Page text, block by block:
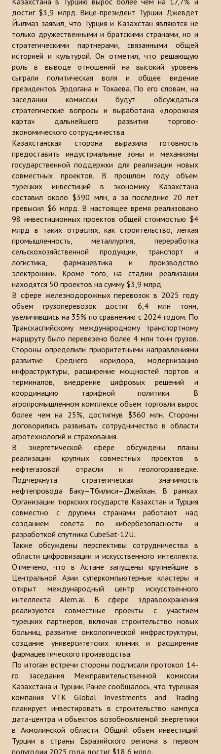
КОНТАКТЫ
достиг $3,9 млрд. Вице-президент Турции Джевдет
Йылмаз заявил, что Турция и Казахстан являются не
только дружественными и братскими странами, но и
стратегическими партнерами, связанными общей
историей и культурой. Он отметил, что решающую
роль в выводе отношений на высокий уровень
сыграли политическая воля и общее видение
президентов Эрдогана и Токаева. По его словам, на
заседании комиссии будут обсуждаться
стратегические вопросы и выработана «дорожная
карта» дальнейшего развития торгово-
экономического сотрудничества.
Казахстанская сторона выразила готовность
предоставить индустриальные зоны и механизмы
государственной поддержки для реализации новых
совместных проектов. В прошлом году объем
турецких инвестиций в экономику Казахстана
составил около $390 млн, а за последние 20 лет
превысил $6 млрд. В настоящее время реализовано
98 инвестиционных проектов общей стоимостью $4
млрд в таких отраслях, как строительство, легкая
промышленность, металлургия, переработка
сельскохозяйственной продукции, транспорт и
логистика, фармацевтика и производство
электроники. Кроме того, на стадии реализации
находятся 50 проектов на сумму $3,9 млрд.
В сфере железнодорожных перевозок в 2025 году
объем грузоперевозок достиг 6,4 млн тонн,
увеличившись на 35% по сравнению с 2024 годом. По
Транскаспийскому международному транспортному
маршруту было перевезено более 4 млн тонн грузов.
Стороны определили приоритетными направлениями
развитие Среднего коридора, модернизацию
инфраструктуры, расширение мощностей портов и
терминалов, внедрение цифровых решений и
координацию тарифной политики. В
агропромышленном комплексе объем торговли вырос
более чем на 25%, достигнув $360 млн. Стороны
договорились развивать сотрудничество в области
агротехнологий и страхования.
В энергетической сфере обсуждены планы
реализации крупных совместных проектов в
нефтегазовой отрасли и геологоразведке.
Подчеркнута стратегическая значимость
нефтепровода Баку–Тбилиси–Джейхан. В рамках
Организации тюркских государств Казахстан и Турция
совместно с другими странами работают над
созданием совета по кибербезопасности и
разработкой спутника CubeSat-12U.
Также обсуждены перспективы сотрудничества в
области цифровизации и искусственного интеллекта.
Отмечено, что в Астане запущены крупнейшие в
Центральной Азии суперкомпьютерные кластеры и
открыт международный центр искусственного
интеллекта Alem.ai. В сфере здравоохранения
реализуются совместные проекты с участием
турецких партнеров, включая строительство новых
больниц, развитие онкологической инфраструктуры,
создание университетских клиник и расширение
фармацевтического производства.
По итогам встречи стороны подписали протокол 14-
го заседания Межправительственной комиссии
Казахстана и Турции. Ранее сообщалось, что турецкая
компания VTK Global Investments and Trading
планирует инвестировать в строительство кампуса
дата-центра и объектов возобновляемой энергетики
в Акмолинской области. Общий объем инвестиций
Турции в страны Евразийского региона в первом
полугодии 2025 года достиг $18,6 млрд.